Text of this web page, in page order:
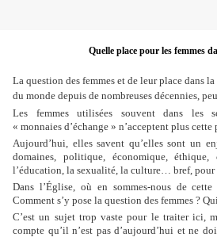
Quelle place pour les femmes
La question des femmes et de leur place dans
du monde depuis de nombreuses décennies,
Les femmes utilisées souvent dans les
« monnaies d’échange » n’acceptent plus cette
Aujourd’hui, elles savent qu’elles sont un
domaines, politique, économique,
l’éducation, la sexualité, la culture… bref, pour
Dans l’Église, où en sommes-nous de
Comment s’y pose la question des femmes ?
C’est un sujet trop vaste pour le traiter ici,
compte qu’il n’est pas d’aujourd’hui et ne